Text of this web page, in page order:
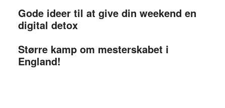
Gode ideer til at give din weekend en
digital detox
Større kamp om mesterskabet i
England!